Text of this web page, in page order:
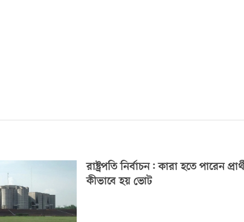
রাষ্ট্রপতি নির্বাচন: কারা হতে পারেন
কীভাবে হয় ভোট